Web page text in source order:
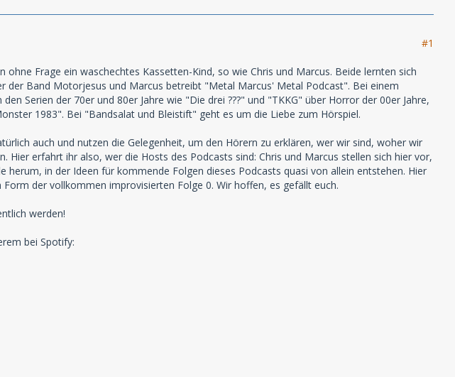
#1
Frage ein waschechtes Kassetten-Kind, so wie Chris und Marcus. Beide lernten sich
der Band Motorjesus und Marcus betreibt "Metal Marcus' Metal Podcast". Bei einem
Serien der 70er und 80er Jahre wie "Die drei ???" und "TKKG" über Horror der 00er Jahre,
1983". Bei "Bandsalat und Bleistift" geht es um die Liebe zum Hörspiel.
auch und nutzen die Gelegenheit, um den Hörern zu erklären, wer wir sind, woher wir
erfahrt ihr also, wer die Hosts des Podcasts sind: Chris und Marcus stellen sich hier vor,
herum, in der Ideen für kommende Folgen dieses Podcasts quasi von allein entstehen. Hier
der vollkommen improvisierten Folge 0. Wir hoffen, es gefällt euch.
werden!
bei Spotify: